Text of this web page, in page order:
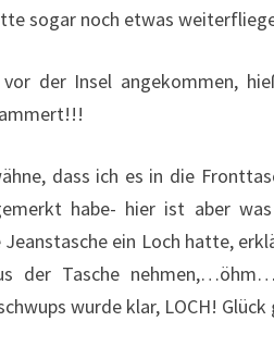
sogar noch etwas
der Insel angekommen,
dass ich es in die
habe- hier ist aber
Jeanstasche ein Loch hatte,
der Tasche
wurde klar, LOCH!